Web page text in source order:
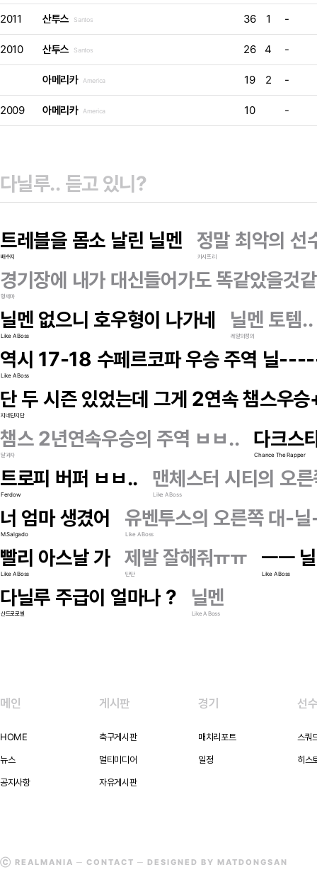
2011 산투스 Santos 36 1 -
2010 산투스 Santos 26 4 -
아메리카 America 19 2 -
2009 아메리카 America 10 -
트레블을 몸소 날린 닐멘
배수지
정말 최악의 선
카시프리
경기장에 내가 대신들어가도 똑같았을것
형제마
닐멘 없으니 호우형이 나가네
Like A Boss
닐멘 토템..
레알의정의
역시 17-18 수페르코파 우승 주역 닐
Like A Boss
단 두 시즌 있었는데 그게 2연속 챔스우
지네딘지단
챔스 2년연속우승의 주역 ㅂㅂ..
달과자
다크스
Chance The Rapper
트로피 버퍼 ㅂㅂ..
Ferdow
맨체스터 시티의 오
Like A Boss
너 엄마 생겼어
M.Salgado
유벤투스의 오른쪽 대-
Like A Boss
빨리 아스날 가
Like A Boss
제발 잘해줘ㅠㅠ
탄탄
ㅡㅡ
Like A Boss
다닐루 주급이 얼마나 ?
산드로로셀
닐멘
Like A Boss
메인
HOME
뉴스
공지사항
게시판
축구게시판
멀티미디어
자유게시판
경기
매치리포트
일정
선
스쿼
히스
Ⓒ REALMANIA ─ CONTACT ─ DESIGNED BY MATDONGSAN